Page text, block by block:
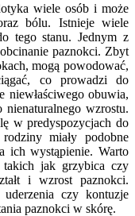
wiele osób i może
bólu. Istnieje wiele
tego stanu. Jednym z
paznokci. Zbyt
mogą powodować,
co prowadzi do
niewłaściwego obuwia,
wzrostu.
w predyspozycjach do
miały podobne
ich wystąpienie. Warto
takich jak grzybica czy
i wzrost paznokci.
czy kontuzje
paznokci w skórę.